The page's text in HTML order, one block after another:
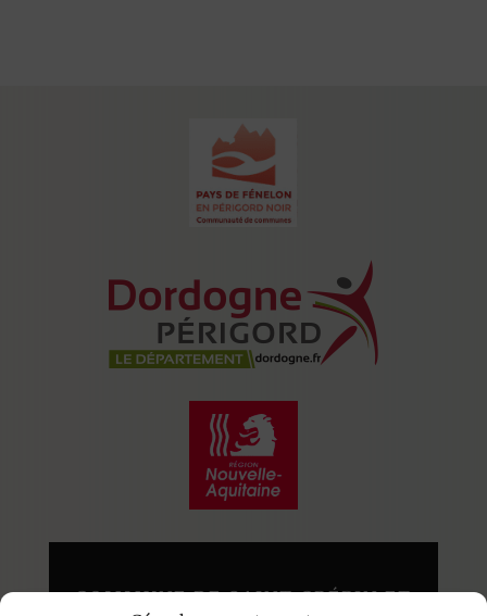
COMMUNE DE SAINT CRÉPIN ET